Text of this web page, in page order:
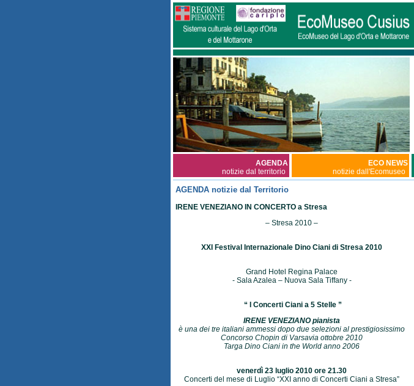
AGENDA
notizie dal territorio
ECO NEWS
notizie dall'Ecomuseo
AGENDA notizie dal Territorio
IRENE VENEZIANO IN CONCERTO a Stresa
– Stresa 2010 –
XXI Festival Internazionale Dino Ciani di Stresa 2010
Grand Hotel Regina Palace
- Sala Azalea – Nuova Sala Tiffany -
“ I Concerti Ciani a 5 Stelle ”
IRENE VENEZIANO pianista
è una dei tre italiani ammessi dopo due selezioni al prestigiosissimo
Concorso Chopin di Varsavia ottobre 2010
Targa Dino Ciani in the World anno 2006
venerdì 23 luglio 2010 ore 21.30
Concerti del mese di Luglio “XXI anno di Concerti Ciani a Stresa”